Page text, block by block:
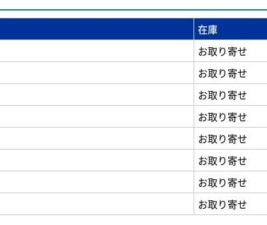
在庫
お取り寄せ
お取り寄せ
お取り寄せ
お取り寄せ
お取り寄せ
お取り寄せ
お取り寄せ
お取り寄せ